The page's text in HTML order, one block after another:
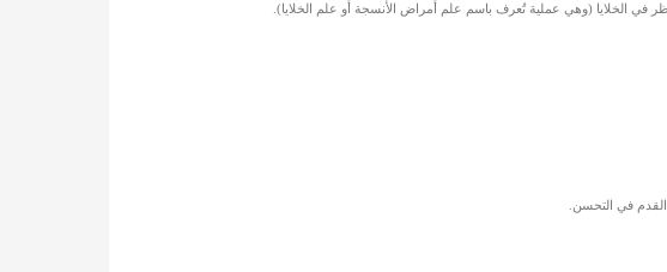
في الخلايا (وهي عملية تُعرف باسم علم أمراض الأنسجة أو علم الخلايا).